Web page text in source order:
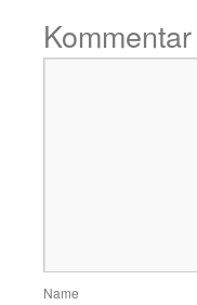
Kommentar
Name